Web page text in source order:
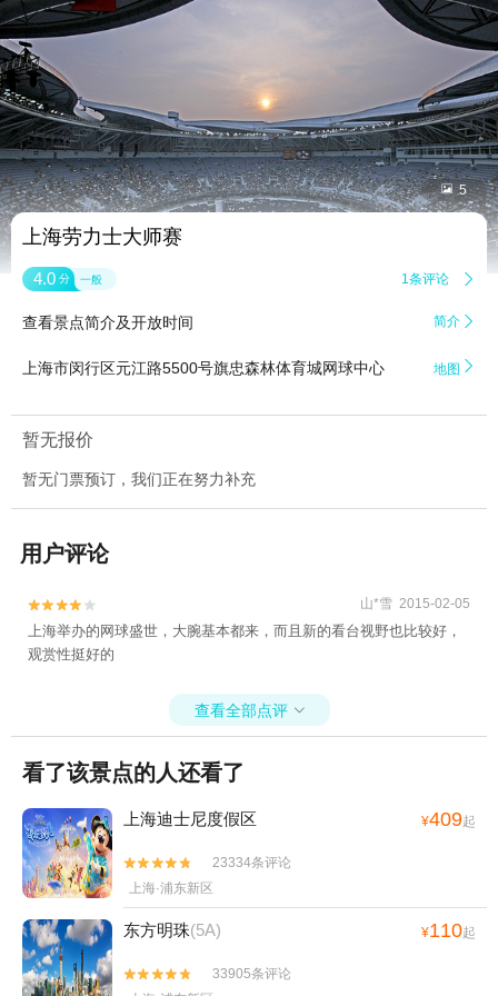
 5
上海劳力士大师赛
4.0 分 一般 1条评论 
查看景点简介及开放时间 简介 
上海市闵行区元江路5500号旗忠森林体育城网球中心 地图 
暂无报价
暂无门票预订，我们正在努力补充
用户评论

 山*雪 2015-02-05
上海举办的网球盛世，大腕基本都来，而且新的看台视野也比较好，
观赏性挺好的
查看全部点评 
看了该景点的人还看了
上海迪士尼度假区 ¥409起


23334条评论
上海·浦东新区
东方明珠(5A) ¥110起


33905条评论
